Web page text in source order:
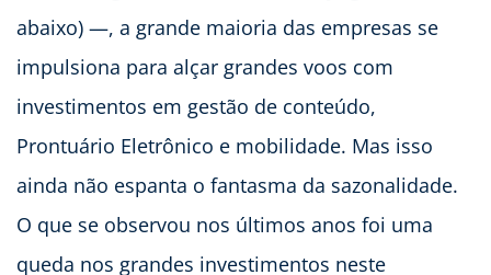
abaixo) —, a grande maioria das empresas se
impulsiona para alçar grandes voos com
investimentos em gestão de conteúdo,
Prontuário Eletrônico e mobilidade. Mas isso
ainda não espanta o fantasma da sazonalidade.
O que se observou nos últimos anos foi uma
queda nos grandes investimentos neste